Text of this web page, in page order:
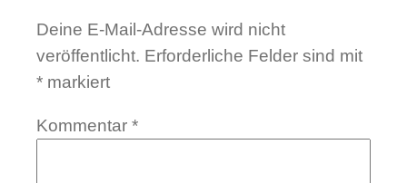
Deine E-Mail-Adresse wird nicht
veröffentlicht. Erforderliche Felder sind mit
* markiert
Kommentar *